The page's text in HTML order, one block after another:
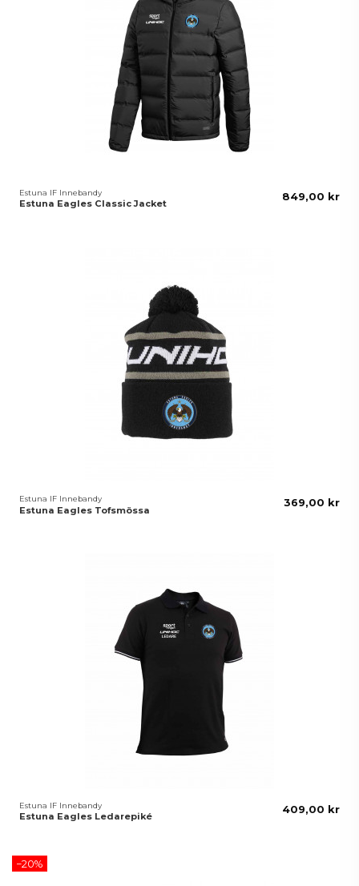
Estuna IF Innebandy
Estuna Eagles Classic Jacket
849,00 kr
Estuna IF Innebandy
Estuna Eagles Tofsmössa
369,00 kr
Estuna IF Innebandy
Estuna Eagles Ledarepiké
409,00 kr
−20%